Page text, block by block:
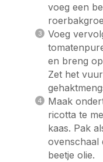
voeg een
Voeg
en breng
Zet het
Maak
ricotta te
kaas. Pak
ovenschaal
beetje olie.